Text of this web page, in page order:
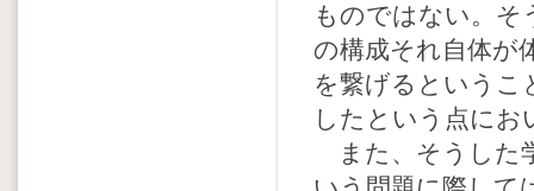
ものではない。そ
の構成それ自体が
を繋げるというこ
したという点にお
また、そうした